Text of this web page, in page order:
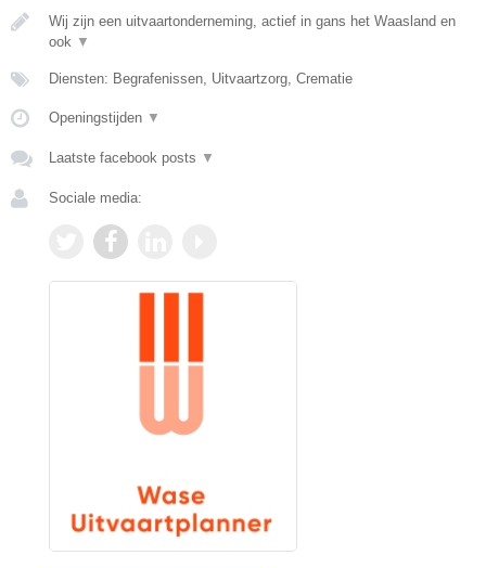
Wij zijn een uitvaartonderneming, actief in gans het Waasland en
ook ▼
Diensten: Begrafenissen, Uitvaartzorg, Crematie
Openingstijden ▼
Laatste facebook posts ▼
Sociale media: